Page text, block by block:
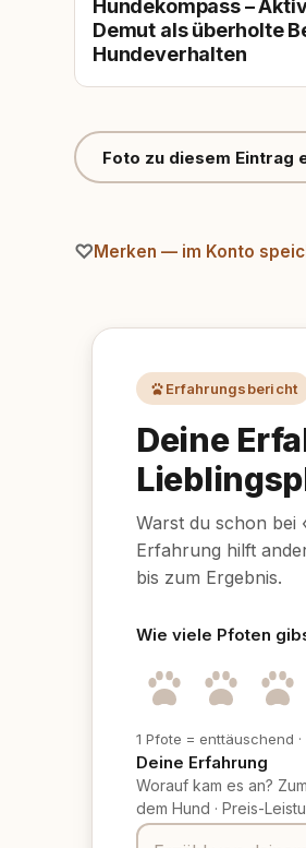
Hundekompass –
Demut als überholte
Hundeverhalten
Foto zu diesem Eintrag
Merken — im Konto
Erfahrungsbericht
Deine
Warst du schon bei
Erfahrung hilft
bis zum Ergebnis.
Wie viele Pfoten
1 Pfote = enttäuschend ·
Deine Erfahrung
Worauf kam es an?
dem Hund · Preis-